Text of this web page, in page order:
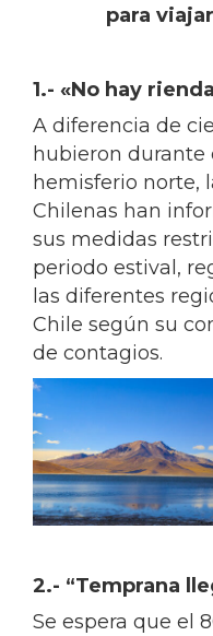
para
1.- «No hay
A diferencia de
hubieron durante
hemisferio norte,
Chilenas han
sus medidas
periodo estival,
las diferentes
Chile según su
de contagios.
2.- “Temprana
Se espera que el